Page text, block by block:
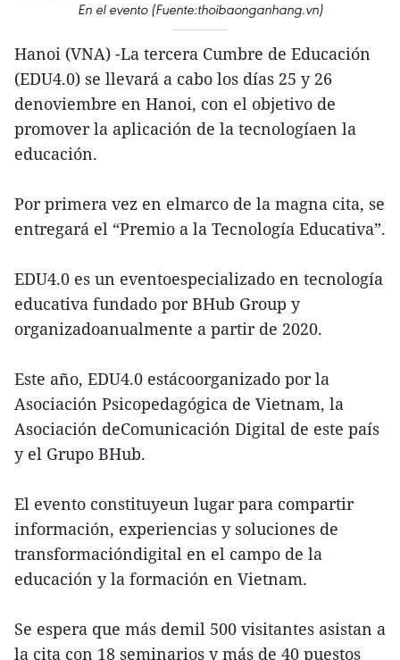
En el evento (Fuente:thoibaonganhang.vn)
Hanoi (VNA) -La tercera Cumbre de Educación
(EDU4.0) se llevará a cabo los días 25 y 26
denoviembre en Hanoi, con el objetivo de
promover la aplicación de la tecnologíaen la
educación.
Por primera vez en elmarco de la magna cita, se
entregará el “Premio a la Tecnología Educativa”.
EDU4.0 es un eventoespecializado en tecnología
educativa fundado por BHub Group y
organizadoanualmente a partir de 2020.
Este año, EDU4.0 estácoorganizado por la
Asociación Psicopedagógica de Vietnam, la
Asociación deComunicación Digital de este país
y el Grupo BHub.
El evento constituyeun lugar para compartir
información, experiencias y soluciones de
transformacióndigital en el campo de la
educación y la formación en Vietnam.
Se espera que más demil 500 visitantes asistan a
la cita con 18 seminarios y más de 40 puestos